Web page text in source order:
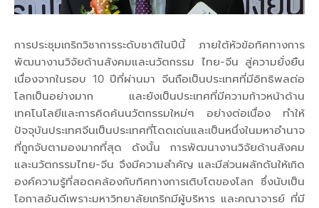
การประชุมเกริกวิชาการระดับชาติในปีนี้ ภายใต้หัวข้อทิศทางการ
พัฒนางานวิจัยด้านสังคมและนวัตกรรม ไทย-จีน สู่ความยั่งยืน
เนื่องจากในรอบ 10 ปีที่ผ่านมา จีนถือเป็นประเทศที่มีอิทธิพลต่อ
โลกเป็นอย่างมาก และยังเป็นประเทศที่มีความก้าวหน้าด้าน
เทคโนโลยีและการคิดค้นนวัตกรรมใหม่ๆ อย่างต่อเนื่อง ทำให้
ปัจจุบันประเทศจีนเป็นประเทศที่โดดเด่นและเป็นหนึ่งในมหาอำนาจ
ที่ถูกจับตามองมากที่สุด ดังนั้น การพัฒนางานวิจัยด้านสังคม
และนวัตกรรมไทย-จีน จึงมีความสำคัญ และมีส่วนผลักดันให้เกิด
องค์ความรู้ที่สอดคล้องกับทิศทางการเติบโตของโลก ซึ่งนับเป็น
โอกาสอันดีเพราะมหาวิทยาลัยเกริกมีผู้บริหาร และคณาจารย์ ที่มี